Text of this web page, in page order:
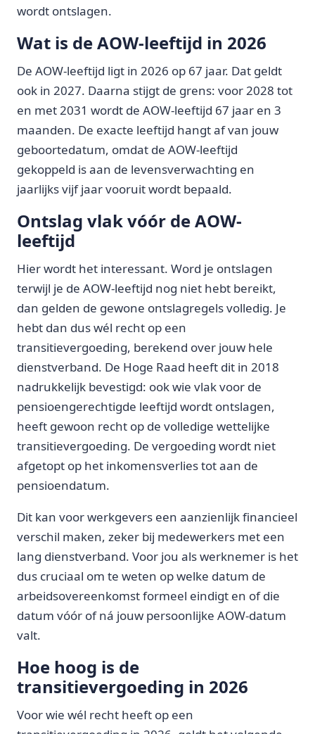
wordt ontslagen.
Wat is de AOW-leeftijd in 2026
De AOW-leeftijd ligt in 2026 op 67 jaar. Dat geldt
ook in 2027. Daarna stijgt de grens: voor 2028 tot
en met 2031 wordt de AOW-leeftijd 67 jaar en 3
maanden. De exacte leeftijd hangt af van jouw
geboortedatum, omdat de AOW-leeftijd
gekoppeld is aan de levensverwachting en
jaarlijks vijf jaar vooruit wordt bepaald.
Ontslag vlak vóór de AOW-
leeftijd
Hier wordt het interessant. Word je ontslagen
terwijl je de AOW-leeftijd nog niet hebt bereikt,
dan gelden de gewone ontslagregels volledig. Je
hebt dan dus wél recht op een
transitievergoeding, berekend over jouw hele
dienstverband. De Hoge Raad heeft dit in 2018
nadrukkelijk bevestigd: ook wie vlak voor de
pensioengerechtigde leeftijd wordt ontslagen,
heeft gewoon recht op de volledige wettelijke
transitievergoeding. De vergoeding wordt niet
afgetopt op het inkomensverlies tot aan de
pensioendatum.
Dit kan voor werkgevers een aanzienlijk financieel
verschil maken, zeker bij medewerkers met een
lang dienstverband. Voor jou als werknemer is het
dus cruciaal om te weten op welke datum de
arbeidsovereenkomst formeel eindigt en of die
datum vóór of ná jouw persoonlijke AOW-datum
valt.
Hoe hoog is de
transitievergoeding in 2026
Voor wie wél recht heeft op een